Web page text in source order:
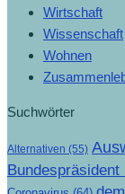
Wirtschaft
Wissenschaft
Wohnen
Suchwörter
Alternativen (55)
Bundespräsident